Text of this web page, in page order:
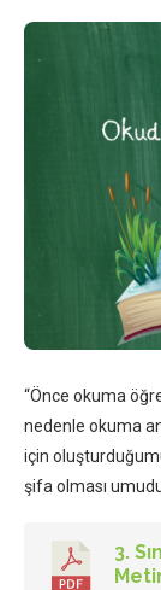
“Önce okuma
nedenle okuma
için
şifa olması
3.